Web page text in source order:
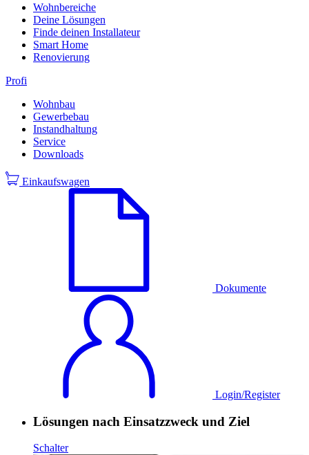
Wohnbereiche
Deine Lösungen
Finde deinen Installateur
Smart Home
Renovierung
Profi
Wohnbau
Gewerbebau
Instandhaltung
Service
Downloads
Einkaufswagen
Dokumente
Login/Register
Lösungen nach Einsatzzweck und Ziel
Schalter